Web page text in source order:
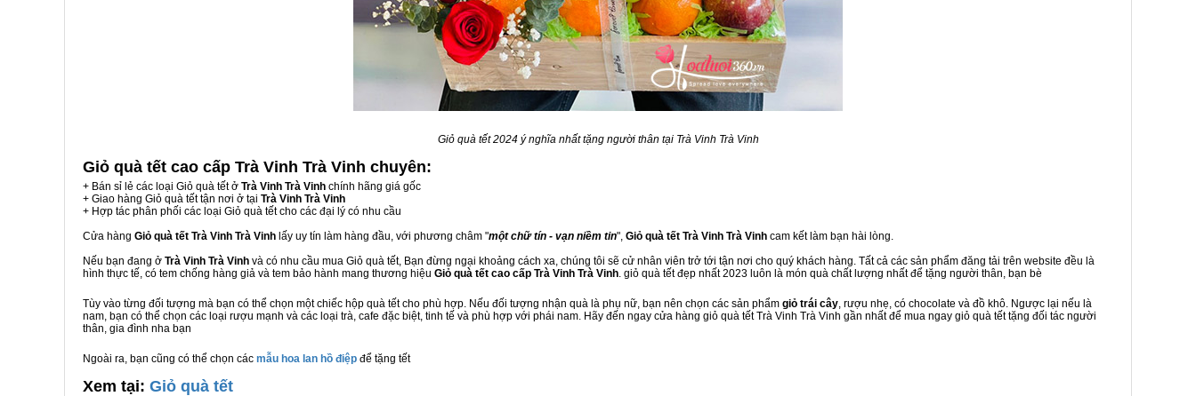
Giỏ quà tết 2024 ý nghĩa nhất tặng người thân tại Trà Vinh Trà Vinh
Giỏ quà tết cao cấp Trà Vinh Trà Vinh chuyên:
+ Bán sỉ lẻ các loại Giỏ quà tết ở Trà Vinh Trà Vinh chính hãng giá gốc
+ Giao hàng Giỏ quà tết tận nơi ở tại Trà Vinh Trà Vinh
+ Hợp tác phân phối các loại Giỏ quà tết cho các đại lý có nhu cầu
Cửa hàng Giỏ quà tết Trà Vinh Trà Vinh lấy uy tín làm hàng đầu, với phương châm "một chữ tín - vạn niềm tin", Giỏ quà tết Trà Vinh Trà Vinh cam kết làm bạn hài lòng.
Nếu bạn đang ở Trà Vinh Trà Vinh và có nhu cầu mua Giỏ quà tết, Bạn đừng ngại khoảng cách xa, chúng tôi sẽ cử nhân viên trở tới tận nơi cho quý khách hàng. Tất cả các sản phẩm đăng tải trên website đều là
hình thực tế, có tem chống hàng giả và tem bảo hành mang thương hiệu Giỏ quà tết cao cấp Trà Vinh Trà Vinh. giỏ quà tết đẹp nhất 2023 luôn là món quà chất lượng nhất để tặng người thân, bạn bè
Tùy vào từng đối tượng mà bạn có thể chọn một chiếc hộp quà tết cho phù hợp. Nếu đối tượng nhận quà là phụ nữ, bạn nên chọn các sản phẩm giỏ trái cây, rượu nhẹ, có chocolate và đồ khô. Ngược lại nếu là
nam, bạn có thể chọn các loại rượu mạnh và các loại trà, cafe đặc biệt, tinh tế và phù hợp với phái nam. Hãy đến ngay cửa hàng giỏ quà tết Trà Vinh Trà Vinh gần nhất để mua ngay giỏ quà tết tặng đối tác người
thân, gia đình nha bạn
Ngoài ra, bạn cũng có thể chọn các mẫu hoa lan hồ điệp để tặng tết
Xem tại: Giỏ quà tết